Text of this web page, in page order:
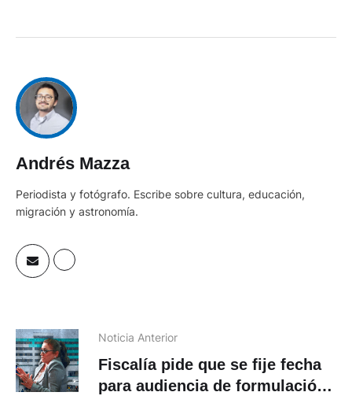
Andrés Mazza
Periodista y fotógrafo. Escribe sobre cultura, educación,
migración y astronomía.
Noticia Anterior
Fiscalía pide que se fije fecha
para audiencia de formulación